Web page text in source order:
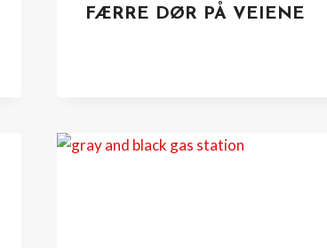
FÆRRE DØR PÅ VEIENE